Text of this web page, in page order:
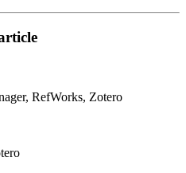
RefWorks, Zotero